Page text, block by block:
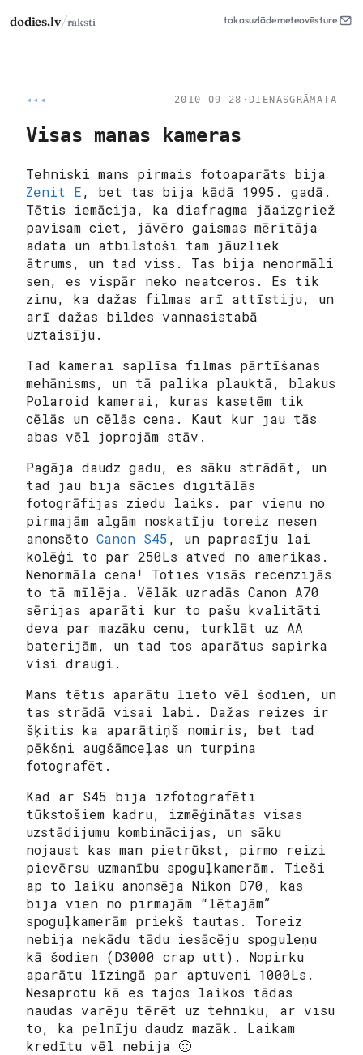
dodies.lv/raksti takasuzlādemeteovēsture
◂◂◂ 2010-09-28 · DIENASGRĀMATA
Visas manas kameras
Tehniski mans pirmais fotoaparāts bija
Zenit E, bet tas bija kādā 1995. gadā.
Tētis iemācija, ka diafragma jāaizgriež
pavisam ciet, jāvēro gaismas mērītāja
adata un atbilstoši tam jāuzliek
ātrums, un tad viss. Tas bija nenormāli
sen, es vispār neko neatceros. Es tik
zinu, ka dažas filmas arī attīstiju, un
arī dažas bildes vannasistabā
uztaisīju.
Tad kamerai saplīsa filmas pārtīšanas
mehānisms, un tā palika plauktā, blakus
Polaroid kamerai, kuras kasetēm tik
cēlās un cēlās cena. Kaut kur jau tās
abas vēl joprojām stāv.
Pagāja daudz gadu, es sāku strādāt, un
tad jau bija sācies digitālās
fotogrāfijas ziedu laiks. par vienu no
pirmajām algām noskatīju toreiz nesen
anonsēto Canon S45, un paprasīju lai
kolēģi to par 250Ls atved no amerikas.
Nenormāla cena! Toties visās recenzijās
to tā mīlēja. Vēlāk uzradās Canon A70
sērijas aparāti kur to pašu kvalitāti
deva par mazāku cenu, turklāt uz AA
baterijām, un tad tos aparātus sapirka
visi draugi.
Mans tētis aparātu lieto vēl šodien, un
tas strādā visai labi. Dažas reizes ir
šķitis ka aparātiņš nomiris, bet tad
pēkšņi augšāmceļas un turpina
fotografēt.
Kad ar S45 bija izfotografēti
tūkstošiem kadru, izmēģinātas visas
uzstādijumu kombinācijas, un sāku
nojaust kas man pietrūkst, pirmo reizi
pievērsu uzmanību spoguļkamerām. Tieši
ap to laiku anonsēja Nikon D70, kas
bija vien no pirmajām “lētajām”
spoguļkamerām priekš tautas. Toreiz
nebija nekādu tādu iesācēju spoguleņu
kā šodien (D3000 crap utt). Nopirku
aparātu līzingā par aptuveni 1000Ls.
Nesaprotu kā es tajos laikos tādas
naudas varēju tērēt uz tehniku, ar visu
to, ka pelnīju daudz mazāk. Laikam
kredītu vēl nebija 🙂